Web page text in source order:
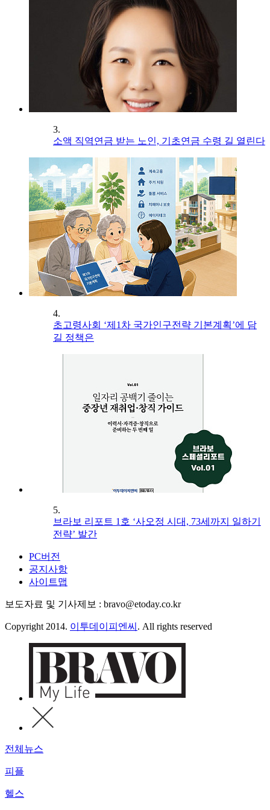
3.
소액 직역연금 받는 노인, 기초연금 수령 길 열린다
4.
초고령사회 ‘제1차 국가인구전략 기본계획’에 담
길 정책은
5.
브라보 리포트 1호 ‘사오정 시대, 73세까지 일하기
전략’ 발간
PC버전
공지사항
사이트맵
보도자료 및 기사제보 : bravo@etoday.co.kr
Copyright 2014. 이투데이피엔씨 . All rights reserved
전체뉴스
피플
헬스